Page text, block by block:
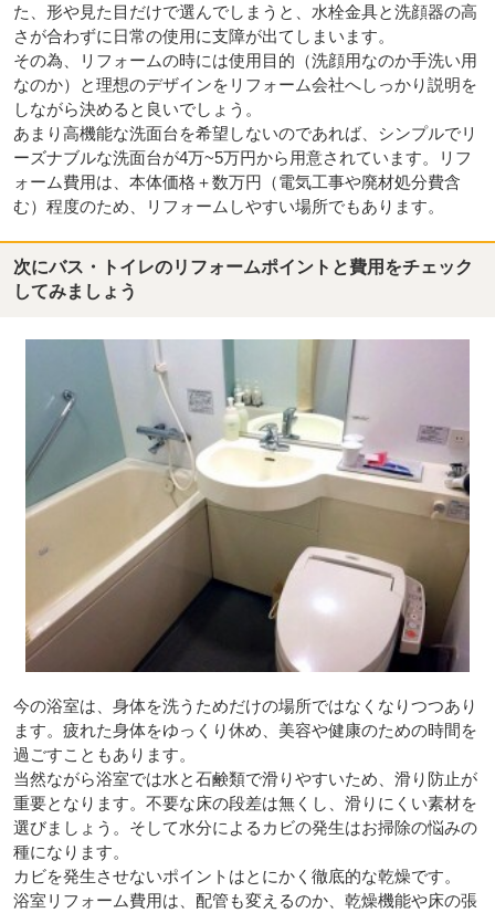
た、形や見た目だけで選んでしまうと、水栓金具と洗顔器の高
さが合わずに日常の使用に支障が出てしまいます。
その為、リフォームの時には使用目的（洗顔用なのか手洗い用
なのか）と理想のデザインをリフォーム会社へしっかり説明を
しながら決めると良いでしょう。
あまり高機能な洗面台を希望しないのであれば、シンプルでリ
ーズナブルな洗面台が4万~5万円から用意されています。リフ
ォーム費用は、本体価格＋数万円（電気工事や廃材処分費含
む）程度のため、リフォームしやすい場所でもあります。
次にバス・トイレのリフォームポイントと費用をチェック
してみましょう
今の浴室は、身体を洗うためだけの場所ではなくなりつつあり
ます。疲れた身体をゆっくり休め、美容や健康のための時間を
過ごすこともあります。
当然ながら浴室では水と石鹸類で滑りやすいため、滑り防止が
重要となります。不要な床の段差は無くし、滑りにくい素材を
選びましょう。そして水分によるカビの発生はお掃除の悩みの
種になります。
カビを発生させないポイントはとにかく徹底的な乾燥です。
浴室リフォーム費用は、配管も変えるのか、乾燥機能や床の張